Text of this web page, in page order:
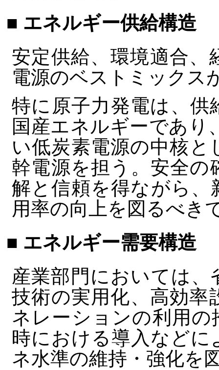
■ エネルギー供給構造
安定供給、環境適合、
電源のベストミックス
特に原子力発電は、供
国産エネルギーであり
い低炭素電源の中核
幹電源を担う。安全の
解と信頼を得ながら、
用率の向上を図るべき
■ エネルギー需要構造
産業部門においては
技術の実用化、高効率
ネレーションの利用
時における導入など
ネ水準の維持・強化を